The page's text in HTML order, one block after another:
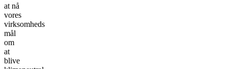
at nå
vores
virksomheds
mål
om
at
blive